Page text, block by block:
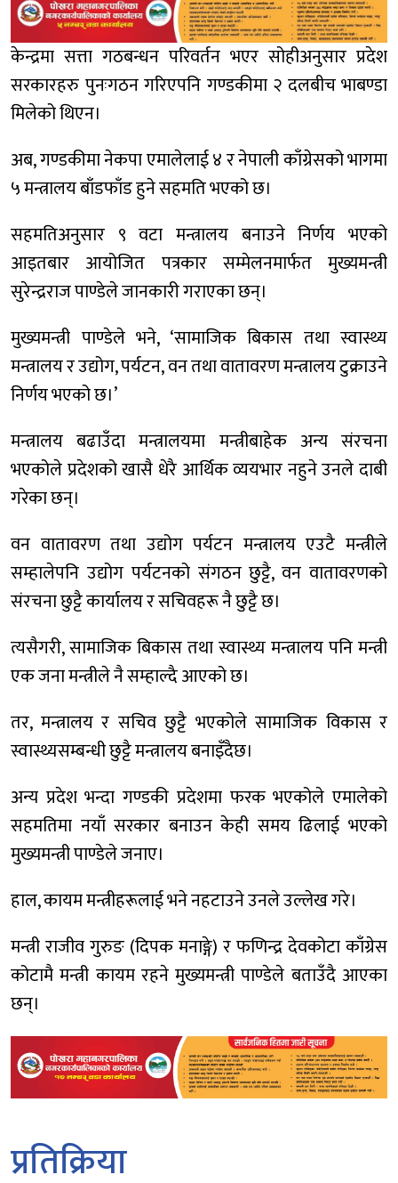
केन्द्रमा सत्ता गठबन्धन परिवर्तन भएर सोहीअनुसार प्रदेश
सरकारहरु पुनःगठन गरिएपनि गण्डकीमा २ दलबीच भाबण्डा
मिलेको थिएन।
अब, गण्डकीमा नेकपा एमालेलाई ४ र नेपाली काँग्रेसको भागमा
५ मन्त्रालय बाँडफाँड हुने सहमति भएको छ।
सहमतिअनुसार ९ वटा मन्त्रालय बनाउने निर्णय भएको
आइतबार आयोजित पत्रकार सम्मेलनमार्फत मुख्यमन्त्री
सुरेन्द्रराज पाण्डेले जानकारी गराएका छन्।
मुख्यमन्त्री पाण्डेले भने, ‘सामाजिक बिकास तथा स्वास्थ्य
मन्त्रालय र उद्योग, पर्यटन, वन तथा वातावरण मन्त्रालय टुक्राउने
निर्णय भएको छ।’
मन्त्रालय बढाउँदा मन्त्रालयमा मन्त्रीबाहेक अन्य संरचना
भएकोले प्रदेशको खासै धेरै आर्थिक व्ययभार नहुने उनले दाबी
गरेका छन्।
वन वातावरण तथा उद्योग पर्यटन मन्त्रालय एउटै मन्त्रीले
सम्हालेपनि उद्योग पर्यटनको संगठन छुट्टै, वन वातावरणको
संरचना छुट्टै कार्यालय र सचिवहरू नै छुट्टै छ।
त्यसैगरी, सामाजिक बिकास तथा स्वास्थ्य मन्त्रालय पनि मन्त्री
एक जना मन्त्रीले नै सम्हाल्दै आएको छ।
तर, मन्त्रालय र सचिव छुट्टै भएकोले सामाजिक विकास र
स्वास्थ्यसम्बन्धी छुट्टै मन्त्रालय बनाइँदैछ।
अन्य प्रदेश भन्दा गण्डकी प्रदेशमा फरक भएकोले एमालेको
सहमतिमा नयाँ सरकार बनाउन केही समय ढिलाई भएको
मुख्यमन्त्री पाण्डेले जनाए।
हाल, कायम मन्त्रीहरूलाई भने नहटाउने उनले उल्लेख गरे।
मन्त्री राजीव गुरुङ (दिपक मनाङ्गे) र फणिन्द्र देवकोटा काँग्रेस
कोटामै मन्त्री कायम रहने मुख्यमन्त्री पाण्डेले बताउँदै आएका
छन्।
प्रतिक्रिया